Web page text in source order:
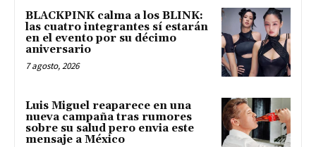
BLACKPINK calma a los BLINK:
las cuatro integrantes sí estarán
en el evento por su décimo
aniversario
7 agosto, 2026
Luis Miguel reaparece en una
nueva campaña tras rumores
sobre su salud pero envia este
mensaje a México